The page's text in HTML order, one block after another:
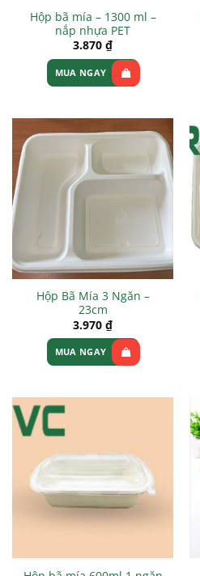
Hộp bã mía – 1300 ml –
nắp nhựa PET
3.870 ₫
MUA NGAY
Hộp Bã Mía 3 Ngăn –
23cm
3.970 ₫
MUA NGAY